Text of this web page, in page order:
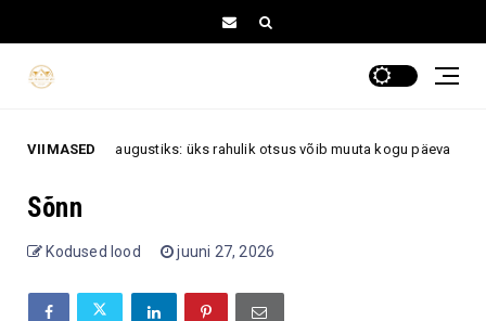
VIIMASED6. augustiks: üks rahulik otsus võib muuta kogu päeva
Sõnn
Kodused lood juuni 27, 2026